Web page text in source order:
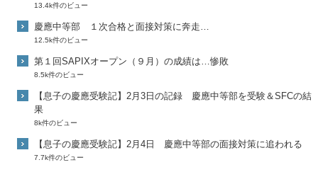
13.4k件のビュー
慶應中等部 １次合格と面接対策に奔走…
12.5k件のビュー
第１回SAPIXオープン（９月）の成績は…惨敗
8.5k件のビュー
【息子の慶應受験記】2月3日の記録 慶應中等部を受験＆SFCの結
果
8k件のビュー
【息子の慶應受験記】2月4日 慶應中等部の面接対策に追われる
7.7k件のビュー